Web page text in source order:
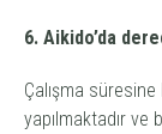
6. Aikido’da
Çalışma süresine
yapılmaktadır ve